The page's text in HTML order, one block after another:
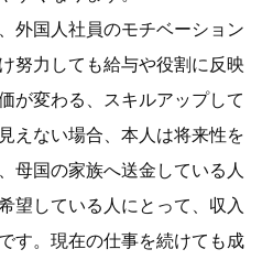
外国人社員のモチベーション
努力しても給与や役割に反映
が変わる、スキルアップして
えない場合、本人は将来性を
母国の家族へ送金している人
望している人にとって、収入
す。現在の仕事を続けても成